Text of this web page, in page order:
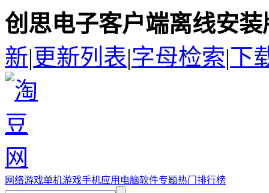
创思电子客户端离线安
新|更新列表|字母检索|下
网络游戏单机游戏手机应用 电脑软件专题热门排行榜